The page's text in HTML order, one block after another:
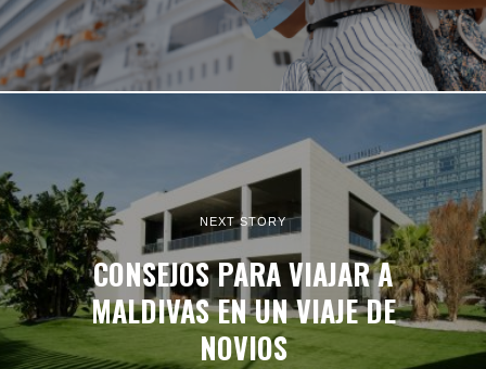
NEXT STORY
CONSEJOS PARA VIAJAR A
MALDIVAS EN UN VIAJE DE
NOVIOS